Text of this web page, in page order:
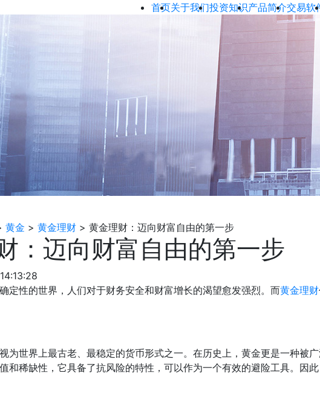
首页关于我们投资知识产品简介交易软
黄金 > 黄金理财 > 黄金理财：迈向财富自由的第一步
：迈向财富自由的第一步
定性的世界，人们对于财务安全和财富增长的渴望愈发强烈。而黄金理财
为世界上最古老、最稳定的货币形式之一。在历史上，黄金更是一种被
和稀缺性，它具备了抗风险的特性，可以作为一个有效的避险工具。因